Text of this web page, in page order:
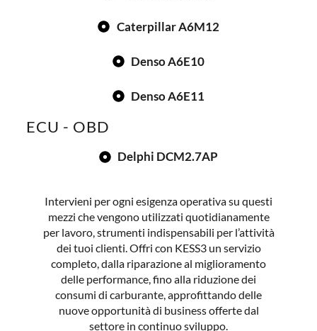
Caterpillar A6M12
Denso A6E10
Denso A6E11
ECU - OBD
Delphi DCM2.7AP
Intervieni per ogni esigenza operativa su questi
mezzi che vengono utilizzati quotidianamente
per lavoro, strumenti indispensabili per l’attività
dei tuoi clienti. Offri con KESS3 un servizio
completo, dalla riparazione al miglioramento
delle performance, fino alla riduzione dei
consumi di carburante, approfittando delle
nuove opportunità di business offerte dal
settore in continuo sviluppo.